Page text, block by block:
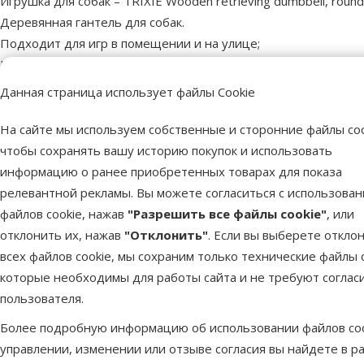
Данная страница использует файлы Cookie
На сайте мы используем собственные и сторонние файлы
чтобы сохранять вашу историю покупок и использовать
информацию о ранее приобретенных товарах для показа
релевантной рекламы. Вы можете согласиться с
файлов cookie, нажав "Разрешить все файлы cookie", или
отклонить их, нажав "Отклонить". Если вы выберете
всех файлов cookie, мы сохраним только технические файлы
которые необходимы для работы сайта и не требуют
пользователя.
Более подробную информацию об использовании файлов
управлении, изменении или отзыве согласия вы найдете в
Деревянная гантель для собак.
Подходит для игр в помещении и на улице;
Игрушка изготовлена ​​из качественной, обработанной
Собака может легко носить ее в пасти, научившись
Вес: ≈ 400 г.
Размер собаки
Средняя
Возраст собаки Взрослая собака
Материал
Дерево
Цвет
Коричневый
Длина
26 cm
Бренд
Номер в каталоге
76041
EAN
4011905032221